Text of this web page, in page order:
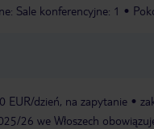
Sale konferencyjne: 1
EUR/dzień, na zapytanie
26 we Włoszech